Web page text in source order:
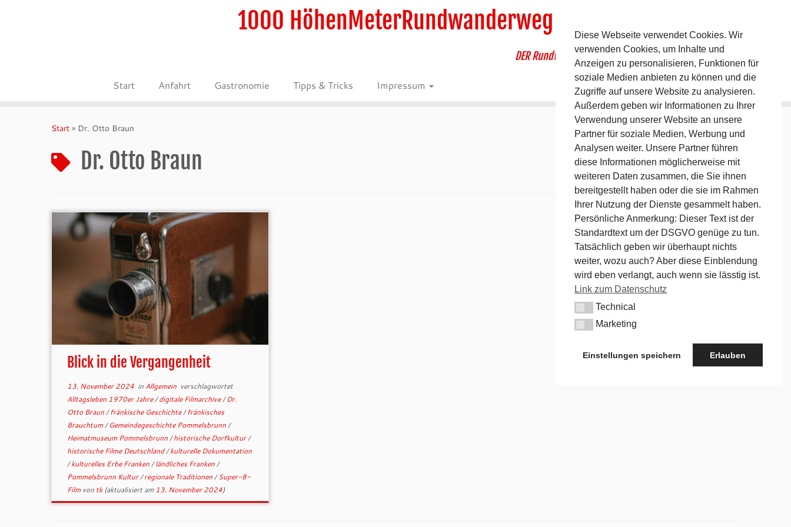
1000 HöhenMeterRundwanderweg
DER Rundwanderweg um Pommelsbrunn
Start Anfahrt Gastronomie Tipps & Tricks Impressum
Start » Dr. Otto Braun
Dr. Otto Braun
Blick in die Vergangenheit
13. November 2024in Allgemein verschlagwortet
Alltagsleben 1970er Jahre/digitale Filmarchive/Dr.
Otto Braun/fränkische Geschichte/fränkisches
Brauchtum/Gemeindegeschichte Pommelsbrunn/
Heimatmuseum Pommelsbrunn/historische Dorfkultur/
historische Filme Deutschland/kulturelle Dokumentation
/kulturelles Erbe Franken/ländliches Franken/
Pommelsbrunn Kultur/regionale Traditionen/Super-8-
Film von tk(aktualisiert am 13. November 2024)
Diese Webseite verwendet Cookies. Wir
verwenden Cookies, um Inhalte und
Anzeigen zu personalisieren, Funktionen für
soziale Medien anbieten zu können und die
Zugriffe auf unsere Website zu analysieren.
Außerdem geben wir Informationen zu Ihrer
Verwendung unserer Website an unsere
Partner für soziale Medien, Werbung und
Analysen weiter. Unsere Partner führen
diese Informationen möglicherweise mit
weiteren Daten zusammen, die Sie ihnen
bereitgestellt haben oder die sie im Rahmen
Ihrer Nutzung der Dienste gesammelt haben.
Persönliche Anmerkung: Dieser Text ist der
Standardtext um der DSGVO genüge zu tun.
Tatsächlich geben wir überhaupt nichts
weiter, wozu auch? Aber diese Einblendung
wird eben verlangt, auch wenn sie lässtig ist.
Link zum Datenschutz
TechnicalTechnical
MarketingMarketing
Einstellungen speichern Erlauben